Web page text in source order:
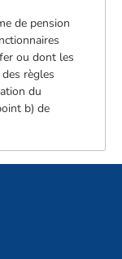
de pension
ou dont les
règles
du
b) de